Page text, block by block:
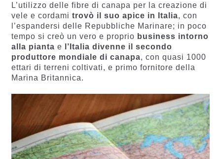
L’utilizzo delle fibre di canapa per la creazione di
vele e cordami trovò il suo apice in Italia, con
l’espandersi delle Repubbliche Marinare; in poco
tempo si creò un vero e proprio business intorno
alla pianta e
l’Italia divenne il secondo
produttore mondiale di canapa, con quasi 1000
ettari di terreni coltivati, e primo fornitore della
Marina Britannica.